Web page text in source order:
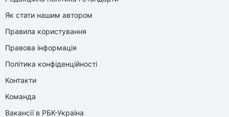
Як стати нашим автором
Правила користування
Правова інформація
Політика конфіденційності
Контакти
Команда
Вакансії в РБК-Україна